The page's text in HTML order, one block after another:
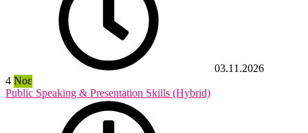
03.11.2026
4 Νοε
Public Speaking & Presentation Skills (Hybrid)